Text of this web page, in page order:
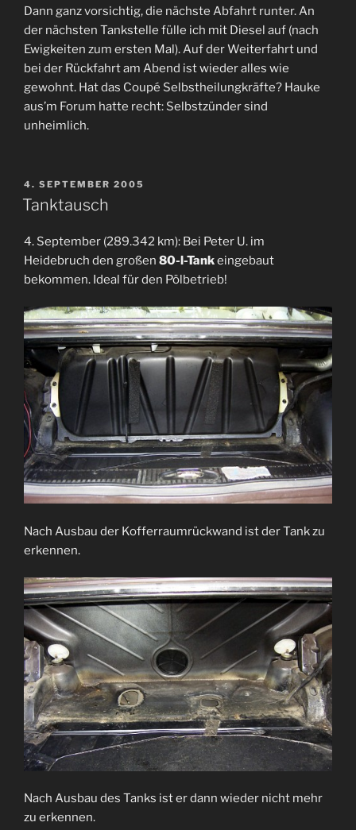
Dann ganz vorsichtig, die nächste Abfahrt runter. An
der nächsten Tankstelle fülle ich mit Diesel auf (nach
Ewigkeiten zum ersten Mal). Auf der Weiterfahrt und
bei der Rückfahrt am Abend ist wieder alles wie
gewohnt. Hat das Coupé Selbstheilungkräfte? Hauke
aus’m Forum hatte recht: Selbstzünder sind
unheimlich.
VERÖFFENTLICHT
AM
4. SEPTEMBER 2005
Tanktausch
4. September (289.342 km): Bei Peter U. im
Heidebruch den großen 80-l-Tankeingebaut
bekommen. Ideal für den Pölbetrieb!
Nach Ausbau der Kofferraumrückwand ist der Tank zu
erkennen.
Nach Ausbau des Tanks ist er dann wieder nicht mehr
zu erkennen.